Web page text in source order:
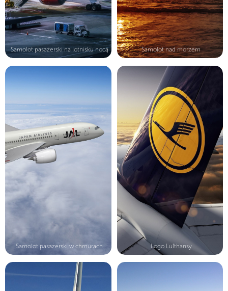
Samolot pasażerski na lotnisku nocą Samolot nad morzem
Samolot pasażerski w chmurach Logo Lufthansy